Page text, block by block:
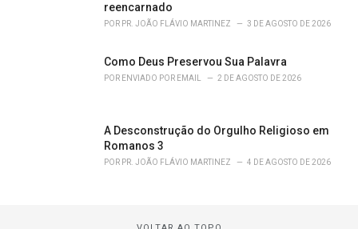
reencarnado
POR PR. JOÃO FLÁVIO MARTINEZ 3 DE AGOSTO DE 2026
Como Deus Preservou Sua Palavra
POR ENVIADO POR EMAIL 2 DE AGOSTO DE 2026
A Desconstrução do Orgulho Religioso em
Romanos 3
POR PR. JOÃO FLÁVIO MARTINEZ 4 DE AGOSTO DE 2026